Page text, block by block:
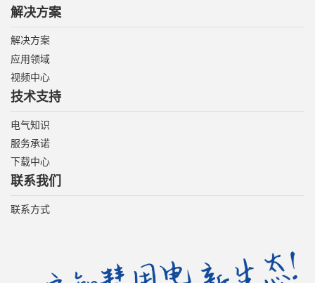
解决方案
解决方案
应用领域
视频中心
技术支持
电气知识
服务承诺
下载中心
联系我们
联系方式